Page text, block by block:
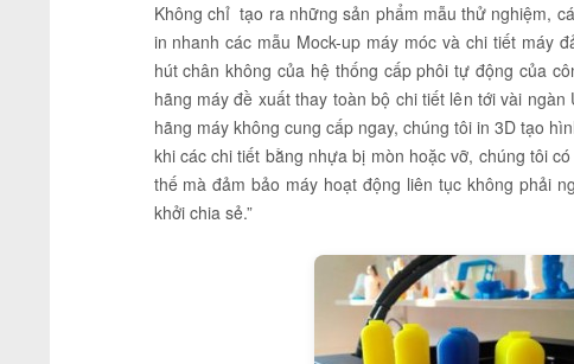
Không chỉ tạo ra những sản phẩm mẫu thử nghiệm,
in nhanh các mẫu Mock-up máy móc và chi tiết máy
hút chân không của hệ thống cấp phôi tự động của
hãng máy đề xuất thay toàn bộ chi tiết lên tới vài
hãng máy không cung cấp ngay, chúng tôi in 3D tạo
khi các chi tiết bằng nhựa bị mòn hoặc vỡ, chúng tôi
thế mà đảm bảo máy hoạt động liên tục không phải
khởi chia sẻ.”